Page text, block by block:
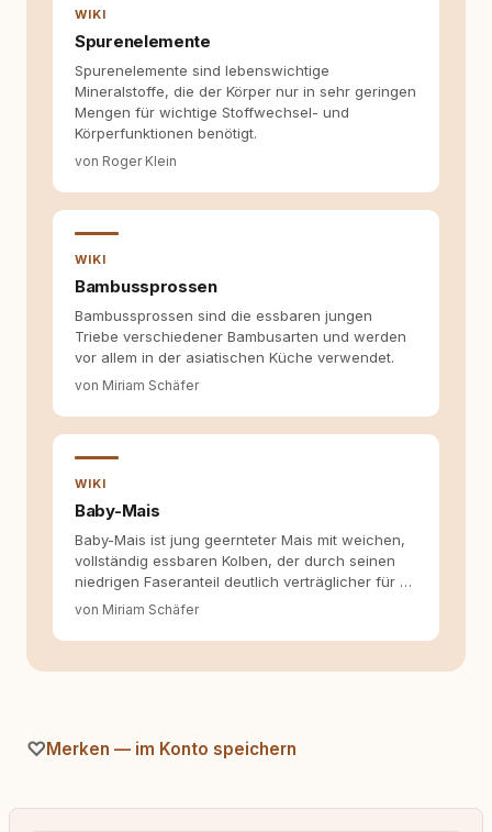
Tierschutz beginnt mit Wissen. Wer seinen
Hund versteht, trifft bessere Entscheidungen –
für ein Zusammenleben, das beiden guttut.
WIKI
Spurenelemente
Spurenelemente sind lebenswichtige
Mineralstoffe, die der Körper nur in sehr geringen
Mengen für wichtige Stoffwechsel- und
Körperfunktionen benötigt.
von Roger Klein
WIKI
Bambussprossen
Bambussprossen sind die essbaren jungen
Triebe verschiedener Bambusarten und werden
vor allem in der asiatischen Küche verwendet.
von Miriam Schäfer
WIKI
Baby-Mais
Baby-Mais ist jung geernteter Mais mit weichen,
vollständig essbaren Kolben, der durch seinen
niedrigen Faseranteil deutlich verträglicher für …
von Miriam Schäfer
Merken — im Konto speichern